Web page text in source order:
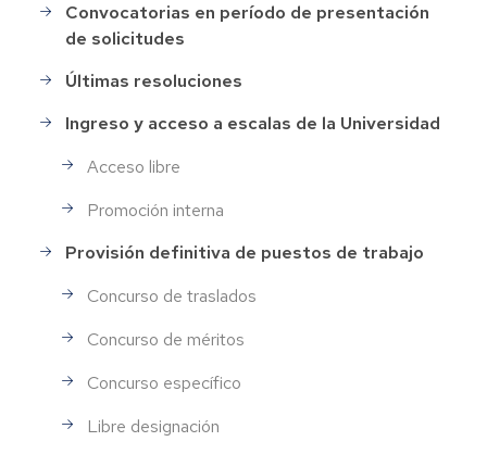
Selección
de
Personal
Convocatorias en período de presentación
de solicitudes
Últimas resoluciones
Ingreso y acceso a escalas de la Universidad
Acceso libre
Promoción interna
Provisión definitiva de puestos de trabajo
Concurso de traslados
Concurso de méritos
Concurso específico
Libre designación